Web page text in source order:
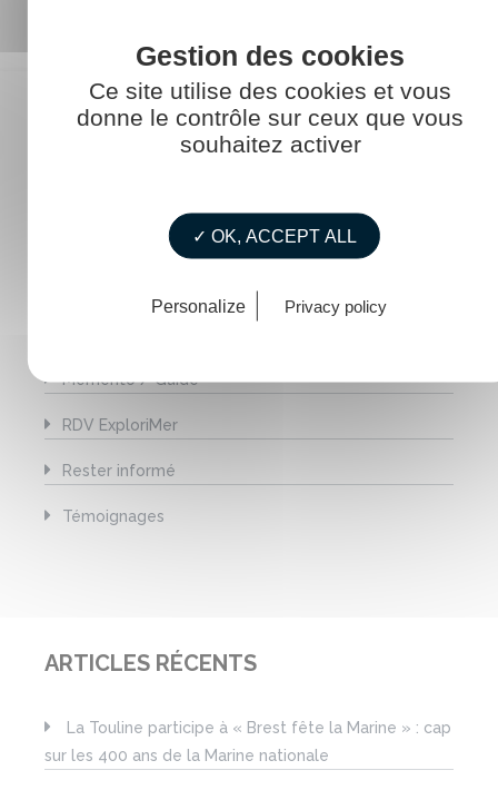
CATÉGORIES
Construire pour l'avenir
Mémento / Guide
RDV ExploriMer
Rester informé
Témoignages
ARTICLES RÉCENTS
La Touline participe à « Brest fête la Marine » : cap
sur les 400 ans de la Marine nationale
Ce site utilise des cookies et vous
donne le contrôle sur ceux que vous
souhaitez activer
✓ OK, ACCEPT ALL
Personalize Privacy policy